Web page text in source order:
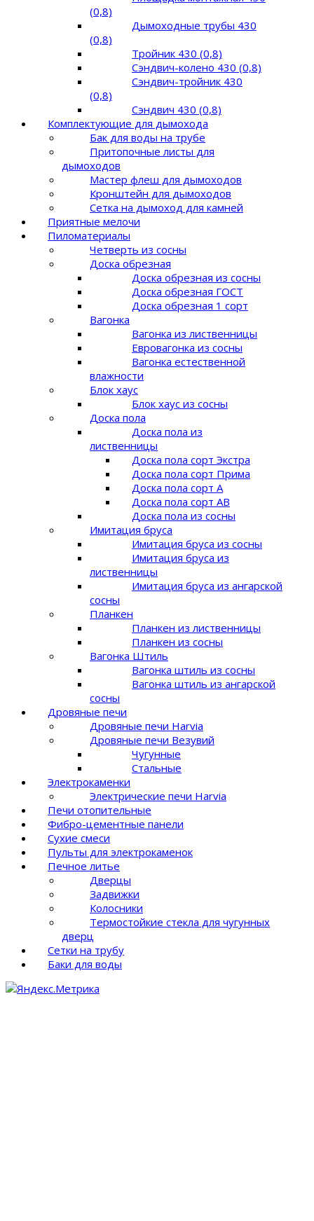
(0,8)
Дымоходные трубы 430
(0,8)
Тройник 430 (0,8)
Сэндвич-колено 430 (0,8)
Сэндвич-тройник 430
(0,8)
Сэндвич 430 (0,8)
Комплектующие для дымохода
Бак для воды на трубе
Притопочные листы для
дымоходов
Мастер флеш для дымоходов
Кронштейн для дымоходов
Сетка на дымоход для камней
Приятные мелочи
Пиломатериалы
Четверть из сосны
Доска обрезная
Доска обрезная из сосны
Доска обрезная ГОСТ
Доска обрезная 1 сорт
Вагонка
Вагонка из лиственницы
Евровагонка из сосны
Вагонка естественной
влажности
Блок хаус
Блок хаус из сосны
Доска пола
Доска пола из
лиственницы
Доска пола сорт Экстра
Доска пола сорт Прима
Доска пола сорт A
Доска пола сорт AB
Доска пола из сосны
Имитация бруса
Имитация бруса из сосны
Имитация бруса из
лиственницы
Имитация бруса из ангарской
сосны
Планкен
Планкен из лиственницы
Планкен из сосны
Вагонка Штиль
Вагонка штиль из сосны
Вагонка штиль из ангарской
сосны
Дровяные печи
Дровяные печи Harvia
Дровяные печи Везувий
Чугунные
Стальные
Электрокаменки
Электрические печи Harvia
Печи отопительные
Фибро-цементные панели
Сухие смеси
Пульты для электрокаменок
Печное литье
Дверцы
Задвижки
Колосники
Термостойкие стекла для чугунных
дверц
Сетки на трубу
Баки для воды